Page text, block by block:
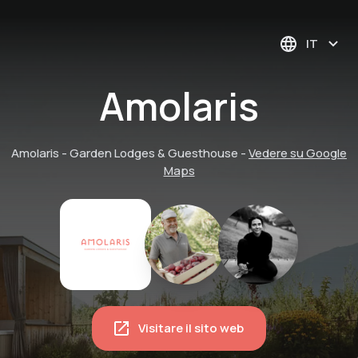
IT
Amolaris
Amolaris - Garden Lodges & Guesthouse -Vedere su Google
Maps
Visitare il sito web